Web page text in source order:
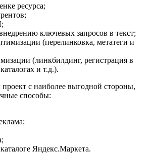
ресурса;
ключевых запросов в текст;
(перелинковка, метатеги и
(линкбилдинг, регистрация в
и т.д.).
с наиболее выгодной стороны,
способы:
Яндекс.Маркета.